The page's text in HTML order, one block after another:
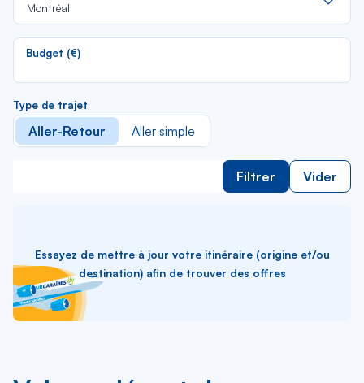
Montréal
Budget (€)
Type de trajet
Aller-Retour Aller simple
Filtrer Vider
Essayez de mettre à jour votre itinéraire (origine et/ou
destination) afin de trouver des offres